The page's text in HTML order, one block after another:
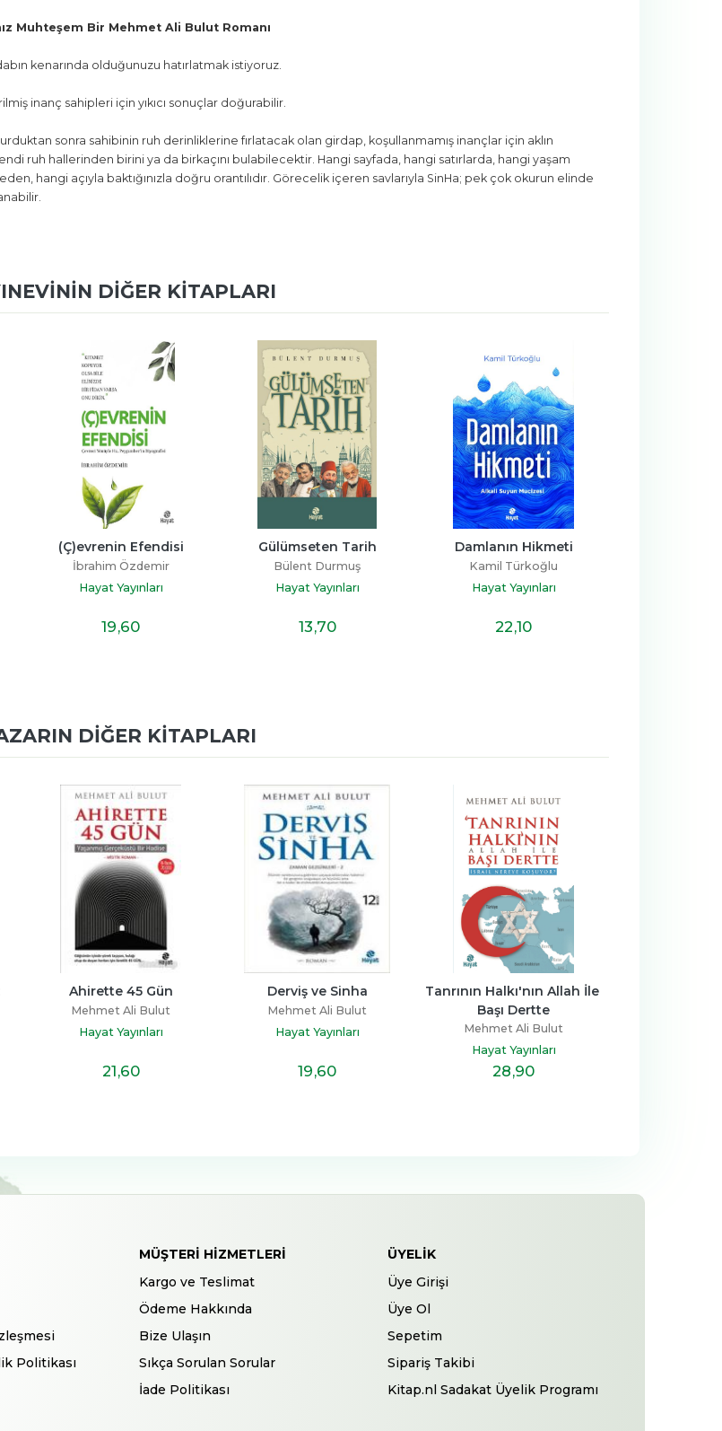
Muhteşem Bir Mehmet Ali Bulut Romanı
kenarında olduğunuzu hatırlatmak istiyoruz.
inanç sahipleri için yıkıcı sonuçlar doğurabilir.
sonra sahibinin ruh derinliklerine fırlatacak olan girdap, koşullanmamış inançlar için aklın
ruh hallerinden birini ya da birkaçını bulabilecektir. Hangi sayfada, hangi satırlarda, hangi yaşam
hangi açıyla baktığınızla doğru orantılıdır. Görecelik içeren savlarıyla SinHa; pek çok okurun elinde
DIĞER KITAPLARI
(Ç)evrenin Efendisi
İbrahim Özdemir
Hayat Yayınları
19,60
Gülümseten Tarih
Bülent Durmuş
Hayat Yayınları
13,70
Damlanın Hikmeti
Kamil Türkoğlu
Hayat Yayınları
22,10
DIĞER KITAPLARI
Ahirette 45 Gün
Mehmet Ali Bulut
Hayat Yayınları
21,60
Derviş ve Sinha
Mehmet Ali Bulut
Hayat Yayınları
19,60
Tanrının Halkı'nın Allah İle
Başı Dertte
Mehmet Ali Bulut
Hayat Yayınları
28,90
Politikası
MÜŞTERI HIZMETLERI
Kargo ve Teslimat
Ödeme Hakkında
Bize Ulaşın
Sıkça Sorulan Sorular
İade Politikası
ÜYELIK
Üye Girişi
Üye Ol
Sepetim
Sipariş Takibi
Kitap.nl Sadakat Üyelik Programı